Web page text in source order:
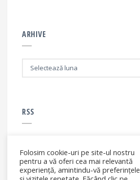
ARHIVE
RSS
RSS - articole
Folosim cookie-uri pe site-ul nostru
pentru a vă oferi cea mai relevantă
experiență, amintindu-vă preferințele